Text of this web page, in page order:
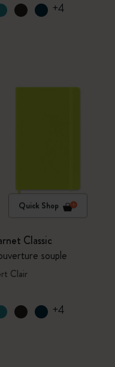
+4
Quick Shop
Classic
souple
Clair
+4